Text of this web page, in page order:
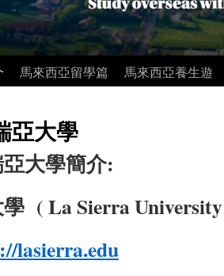
馬來西亞留學篇 馬來西亞養生遊
亞大學
大學簡介:
( La Sierra
lasierra.edu